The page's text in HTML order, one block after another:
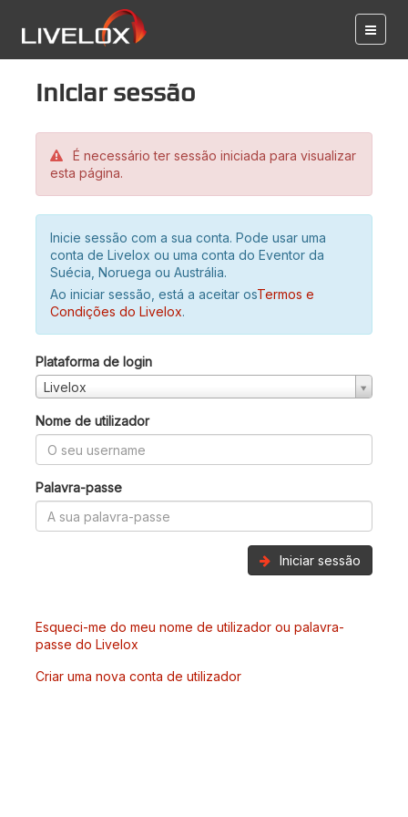
Iniciar sessão
É necessário ter sessão iniciada para visualizar
esta página.
Inicie sessão com a sua conta. Pode usar uma
conta de Livelox ou uma conta do Eventor da
Suécia, Noruega ou Austrália.
Ao iniciar sessão, está a aceitar osTermos e
Condições do Livelox.
Plataforma de login
Livelox
Nome de utilizador
Palavra-passe
Iniciar sessão
Esqueci-me do meu nome de utilizador ou palavra-
passe do Livelox
Criar uma nova conta de utilizador